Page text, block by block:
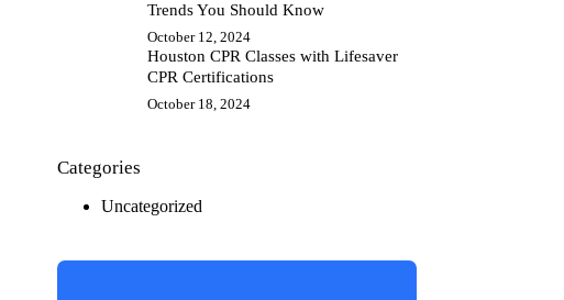
Trends You Should Know
October 12, 2024
Houston CPR Classes with Lifesaver
CPR Certifications
October 18, 2024
Categories
Uncategorized